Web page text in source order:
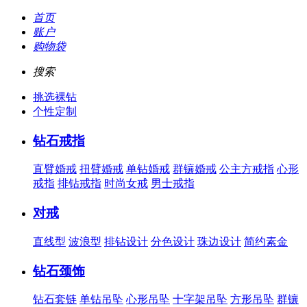
首页
账户
购物袋
搜索
挑选裸钻
个性定制
钻石戒指
直臂婚戒 扭臂婚戒 单钻婚戒 群镶婚戒 公主方戒指 心形
戒指 排钻戒指 时尚女戒 男士戒指
对戒
直线型 波浪型 排钻设计 分色设计 珠边设计 简约素金
钻石颈饰
钻石套链 单钻吊坠 心形吊坠 十字架吊坠 方形吊坠 群镶